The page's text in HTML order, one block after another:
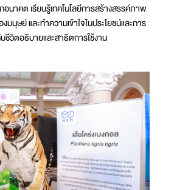
อนาคต เรียนรู้เทคโนโลยีการสร้างสรรค์ภาพ
นุษย์ และทำความเข้าใจในประโยชน์และการ
ชีวิตอธิบายและสาธิตการใช้งาน